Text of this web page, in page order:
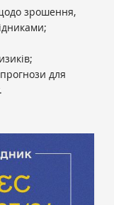
зрошення,
для